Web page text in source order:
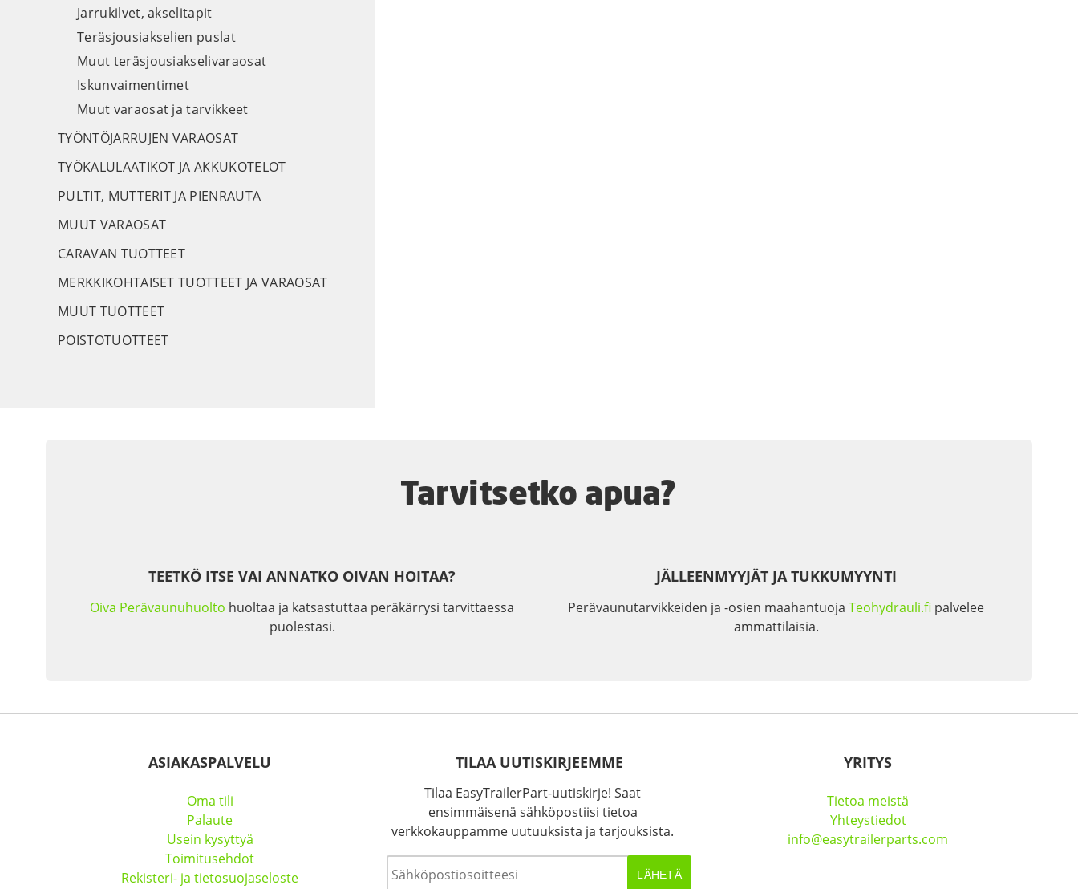
Jarrukilvet, akselitapit
Teräsjousiakselien puslat
Muut teräsjousiakselivaraosat
Iskunvaimentimet
Muut varaosat ja tarvikkeet
TYÖNTÖJARRUJEN VARAOSAT
TYÖKALULAATIKOT JA AKKUKOTELOT
PULTIT, MUTTERIT JA PIENRAUTA
MUUT VARAOSAT
CARAVAN TUOTTEET
MERKKIKOHTAISET TUOTTEET JA VARAOSAT
MUUT TUOTTEET
POISTOTUOTTEET
Tarvitsetko apua?
TEETKÖ ITSE VAI ANNATKO OIVAN HOITAA?
Oiva Perävaunuhuolto huoltaa ja katsastuttaa peräkärrysi tarvittaessa
puolestasi.
JÄLLEENMYYJÄT JA TUKKUMYYNTI
Perävaunutarvikkeiden ja -osien maahantuoja Teohydrauli.fi palvelee
ammattilaisia.
ASIAKASPALVELU
Oma tili
Palaute
Usein kysyttyä
Toimitusehdot
Rekisteri- ja tietosuojaseloste
YRITYS
Tietoa meistä
Yhteystiedot
info@easytrailerparts.com
TILAA UUTISKIRJEEMME
Tilaa EasyTrailerPart-uutiskirje! Saat
ensimmäisenä sähköpostiisi tietoa
verkkokauppamme uutuuksista ja tarjouksista.